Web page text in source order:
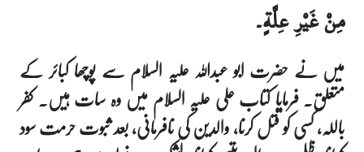
مِنْ غَيْرِ عِلَّةٍ۔
میں نے حضرت ابو عبداللہ علیہ السلام سے پوچھا کبائر کے
متعلق۔ فرمایا کتاب علی علیہ السلام میں وہ سات ہیں۔ کفر
باللہ، کسی کو قتل کرنا، والدین کی نافرمانی، بعد ثبوت حرمت سود